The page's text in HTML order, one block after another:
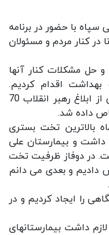
با حضور در برنامه
کنار مردم و مسئولان
مشکلات کنار آنها
اقدام کردیم.
بیمارستانهای ما به عنوان معین بیمارستانهای دولتی بود اما در عمل و پس از ابلاغ رهبر انقلاب 70
داده شد.
بالاترین تخت بستری
کرونایی را در خود داشت و بیمارستان علی
گذاشت. در دوفاز ظرفیت تخت
را از 30 تخت به 100 تخت افزایش دادیم و بعدی می دانم
بقیه الله 700 تخت نقاهتگاهی را ایجاد کردیم و در
داشت بیمارستانهای